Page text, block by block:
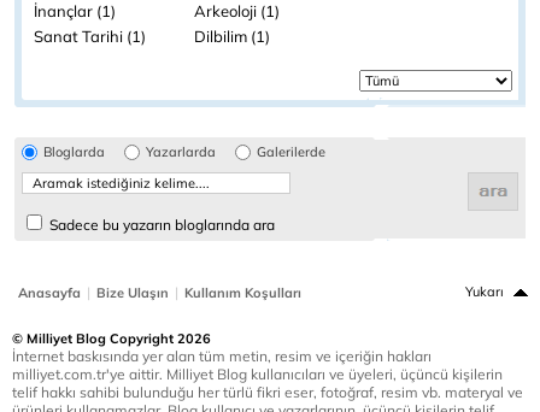
İnançlar (1)
Arkeoloji (1)
Sanat Tarihi (1)
Dilbilim (1)
Bloglarda Yazarlarda Galerilerde
Sadece bu yazarın bloglarında ara
Anasayfa | Bize Ulaşın | Kullanım Koşulları Yukarı
© Milliyet Blog Copyright 2026
İnternet baskısında yer alan tüm metin, resim ve içeriğin hakları
milliyet.com.tr'ye aittir. Milliyet Blog kullanıcıları ve üyeleri, üçüncü kişilerin
telif hakkı sahibi bulunduğu her türlü fikri eser, fotoğraf, resim vb. materyal ve